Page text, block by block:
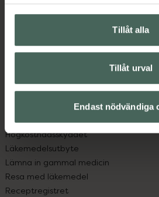
Tillåt alla
Tillåt urval
Endast nödvändiga
Handla tryggt
Leverans, betalning och retur
Sajtens tillgänglighet
Köpvillkor
Om recept och läkemedel
Fullmakter
Högkostnadsskyddet
Läkemedelsutbyte
Lämna in gammal medicin
Resa med läkemedel
Receptregistret